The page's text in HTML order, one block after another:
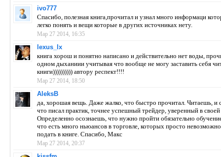
ivo777
Спасибо, полезная книга,прочитал и узнал много информаци
легко понять и вещи которые в других источниках нету.
Мар 27 2014, 16:35
lexus_lx
книга хорош и понятно написано и действительно нет воды,
одном дыханиии учитывая что вообще не могу заставить себя
книги)))))))))) автору респект!!!!
Мар 27 2014, 18:50
AleksB
да, хорошая вещь. Даже жалко, что быстро прочитал. Читаешь, и
что писал практик, точнее успешный трейдер, уверенный в своей
Определенно осознаешь, что нужно пройти обязательно
что есть много ньюансов в торговле, которых просто
подать в книге. Спасибо, Макс
Мар 27 2014, 20:37